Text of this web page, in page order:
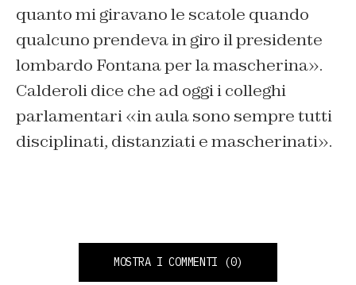
quanto mi giravano le scatole quando
qualcuno prendeva in giro il presidente
lombardo Fontana per la mascherina».
Calderoli dice che ad oggi i colleghi
parlamentari «in aula sono sempre tutti
disciplinati, distanziati e mascherinati».
MOSTRA I COMMENTI (0)